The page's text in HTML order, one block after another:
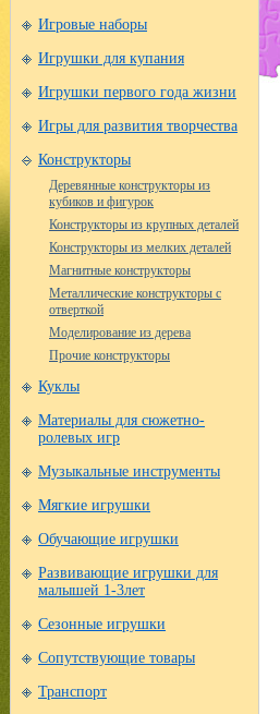
Игровые наборы
Игрушки для купания
Игрушки первого года жизни
Игры для развития творчества
Конструкторы
Деревянные конструкторы из
кубиков и фигурок
Конструкторы из крупных деталей
Конструкторы из мелких деталей
Магнитные конструкторы
Металлические конструкторы с
отверткой
Моделирование из дерева
Прочие конструкторы
Куклы
Материалы для сюжетно-
ролевых игр
Музыкальные инструменты
Мягкие игрушки
Обучающие игрушки
Развивающие игрушки для
малышей 1-3лет
Сезонные игрушки
Сопутствующие товары
Транспорт